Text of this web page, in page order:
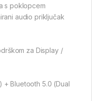
s poklopcem
audio priključak
za Display /
+ Bluetooth 5.0 (Dual